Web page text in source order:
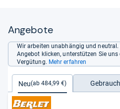
Angebote
Wir arbeiten unabhängig und neutral.
Angebot klicken, unterstützen Sie
Vergütung. Mehr erfahren
Neu(ab 484,99 €)